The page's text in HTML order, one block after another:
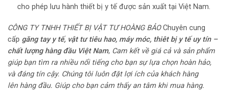
cho phép lưu hành thiết bị y tế được sản xuất tại Việt Nam.
CÔNG TY TNHH THIẾT BỊ VẬT TƯ HOÀNG BẢOChuyên cung
cấp găng tay y tế, vật tư tiêu hao, máy móc, thiêt bị y tế uy tín –
chấtlượng hàng đầu Việt Nam, Cam kết về giá cả và sản phẩm
giúp bạn tìm ra nhiều nổi tiếng cho bạn sự lựa chọn hoàn hảo,
và đáng tín cậy. Chúng tôi luôn đặt lợi ích của khách hàng
lên hàng đầu. Giúp cho bạn cảm thấy an tâm khi mua hàng.